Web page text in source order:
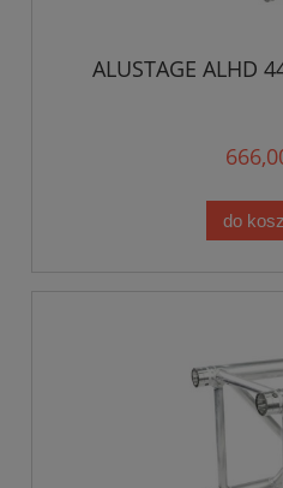
ALUSTAGE ALHD
do